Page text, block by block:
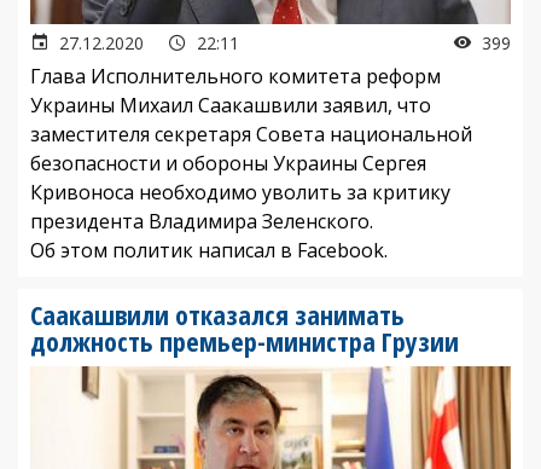
27.12.2020 22:11 399
Глава Исполнительного комитета реформ
Украины Михаил Саакашвили заявил, что
заместителя секретаря Совета национальной
безопасности и обороны Украины Сергея
Кривоноса необходимо уволить за критику
президента Владимира Зеленского.
Об этом политик написал в Facebook.
Саакашвили отказался занимать
должность премьер-министра Грузии